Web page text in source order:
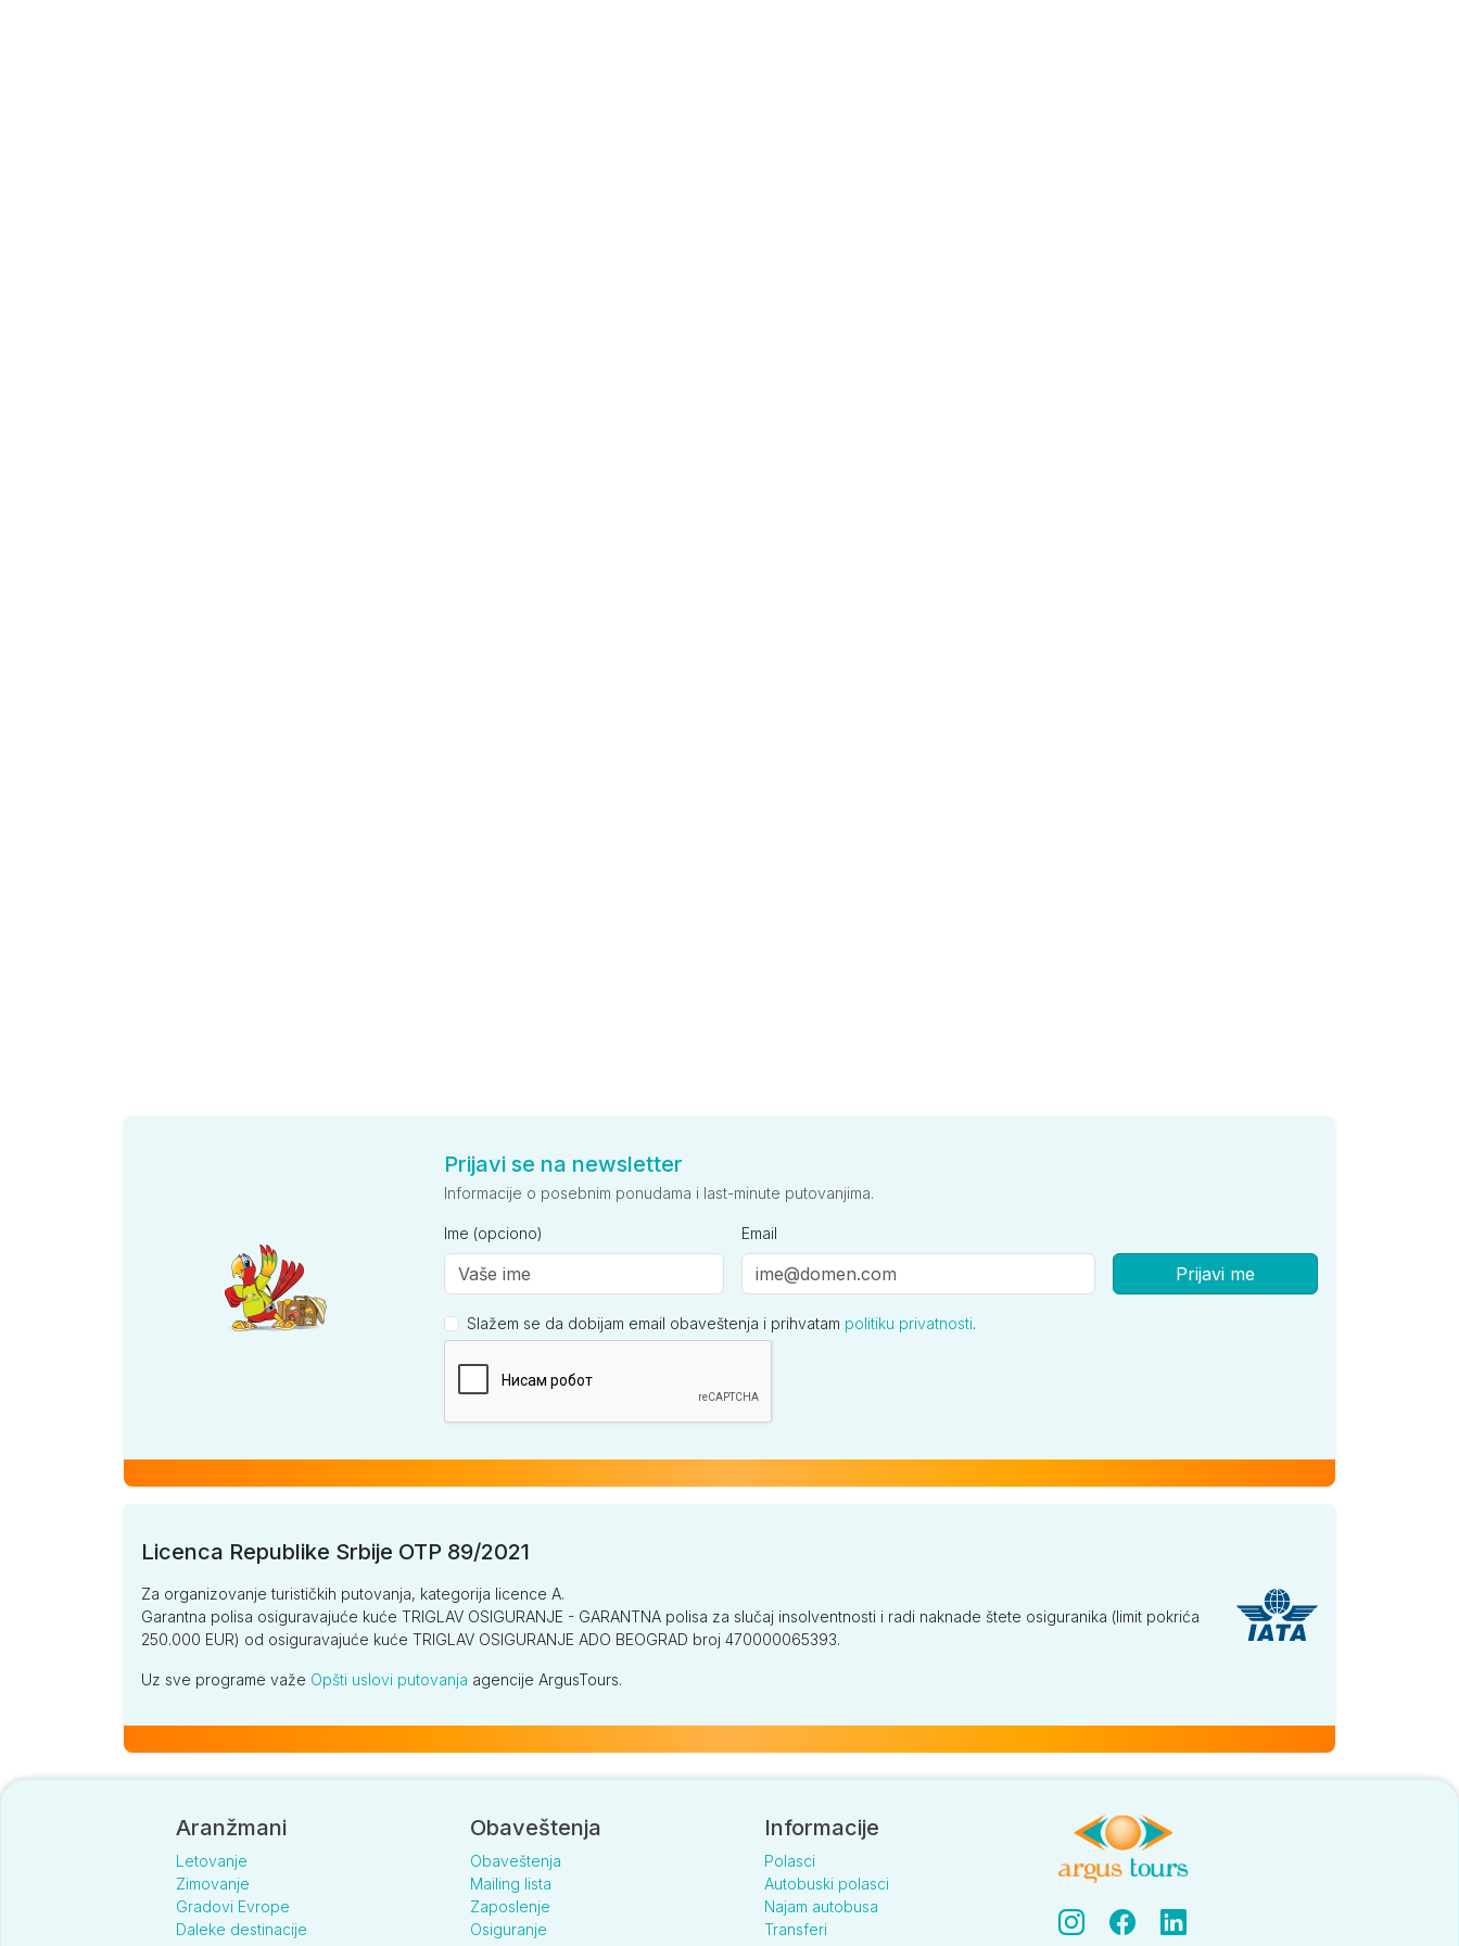
Prijavi se na newsletter
Informacije o posebnim ponudama i last-minute putovanjima.
Ime (opciono) Email
Prijavi me
Slažem se da dobijam email obaveštenja i prihvatam politiku privatnosti.
Licenca Republike Srbije OTP 89/2021
Za organizovanje turističkih putovanja, kategorija licence A.
Garantna polisa osiguravajuće kuće TRIGLAV OSIGURANJE - GARANTNA polisa za slučaj insolventnosti i radi naknade štete osiguranika (limit pokrića
250.000 EUR) od osiguravajuće kuće TRIGLAV OSIGURANJE ADO BEOGRAD broj 470000065393.
Uz sve programe važe Opšti uslovi putovanja agencije ArgusTours.
Aranžmani
Letovanje
Zimovanje
Gradovi Evrope
Daleke destinacije
Obaveštenja
Obaveštenja
Mailing lista
Zaposlenje
Osiguranje
Informacije
Polasci
Autobuski polasci
Najam autobusa
Transferi